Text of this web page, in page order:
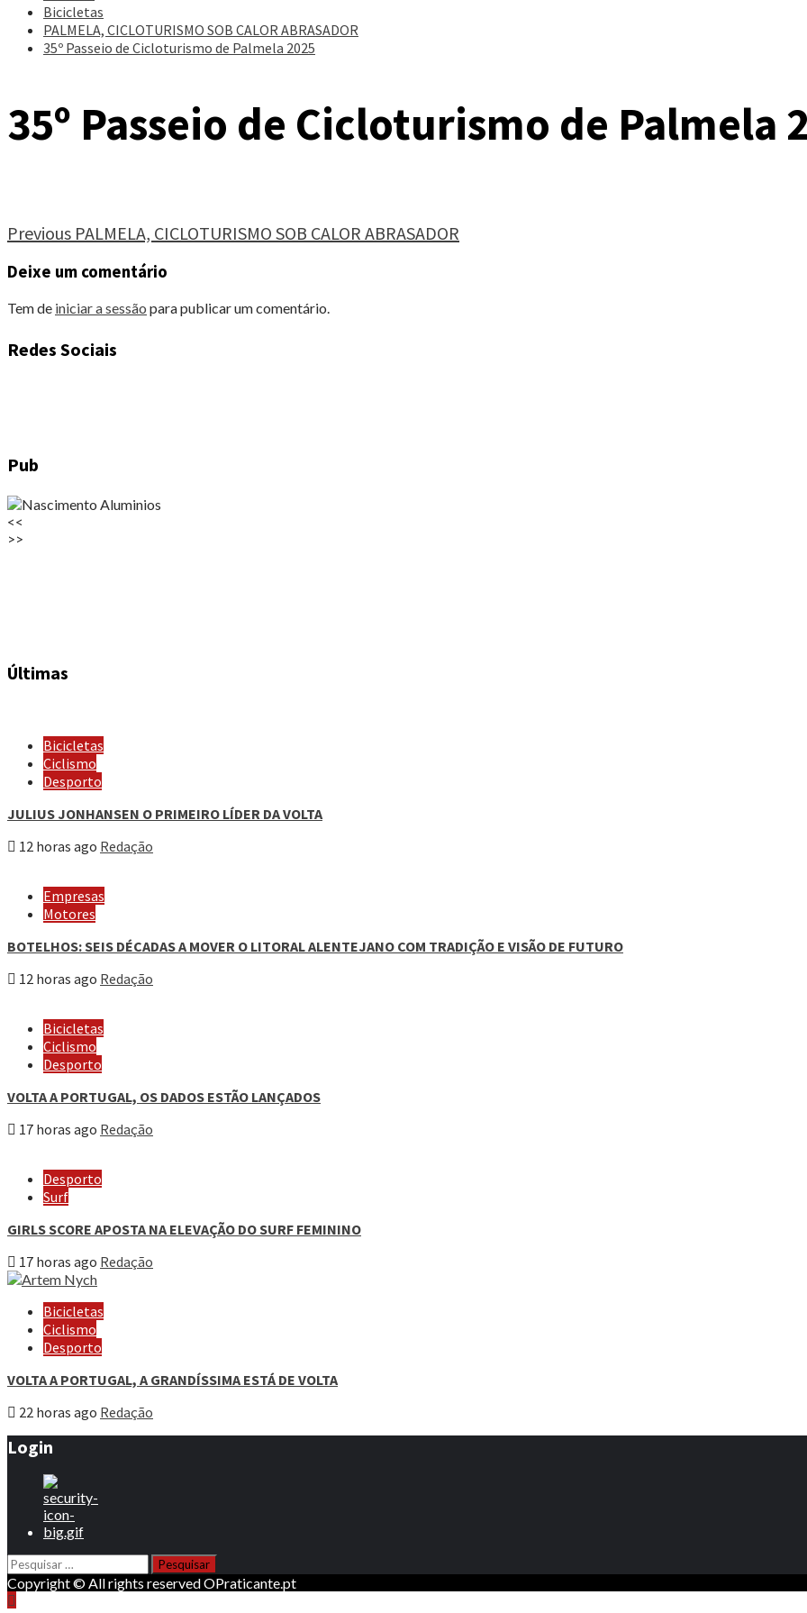
Bicicletas
PALMELA, CICLOTURISMO SOB CALOR ABRASADOR
35º Passeio de Cicloturismo de Palmela 2025
35º Passeio de Cicloturismo de Palmela
Continue
Reading
Previous PALMELA, CICLOTURISMO SOB CALOR ABRASADOR
Deixe um comentário
Tem de iniciar a sessão para publicar um comentário.
Redes Sociais
Pub
<<
>>
Últimas
Bicicletas
Ciclismo
Desporto
JULIUS JONHANSEN O PRIMEIRO LÍDER DA VOLTA
12 horas ago Redação
Empresas
Motores
BOTELHOS: SEIS DÉCADAS A MOVER O LITORAL ALENTEJANO COM TRADIÇÃO E VISÃO DE FUTURO
12 horas ago Redação
Bicicletas
Ciclismo
Desporto
VOLTA A PORTUGAL, OS DADOS ESTÃO LANÇADOS
17 horas ago Redação
Desporto
Surf
GIRLS SCORE APOSTA NA ELEVAÇÃO DO SURF FEMININO
17 horas ago Redação
Bicicletas
Ciclismo
Desporto
VOLTA A PORTUGAL, A GRANDÍSSIMA ESTÁ DE VOLTA
22 horas ago Redação
Login
Pesquisar
por:
Copyright © All rights reserved OPraticante.pt